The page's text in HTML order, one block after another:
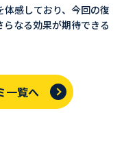
感しており、今回の復
なる効果が期待できる
一覧へ